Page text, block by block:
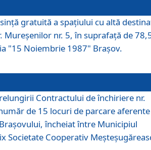
gratuită a spaţiului cu altă
Mureşenilor nr. 5, în suprafaţă de
"15 Noiembrie 1987" Braşov.
Contractului de închiriere nr.
de 15 locuri de parcare aferente
încheiat între Municipiul
Societate Cooperativ